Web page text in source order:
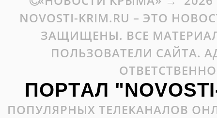
NOVOSTI-KRIM.RU – ЭТО
ЗАЩИЩЕНЫ. ВСЕ
ПОЛЬЗОВАТЕЛИ САЙТА.
ПОРТАЛ
ПОПУЛЯРНЫХ ТЕЛЕКАНАЛОВ